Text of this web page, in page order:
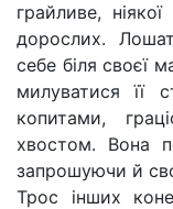
грайливе,
дорослих.
себе біля своєї
милуватися її
копитами,
хвостом. Вона
запрошуючи й
Трос інших